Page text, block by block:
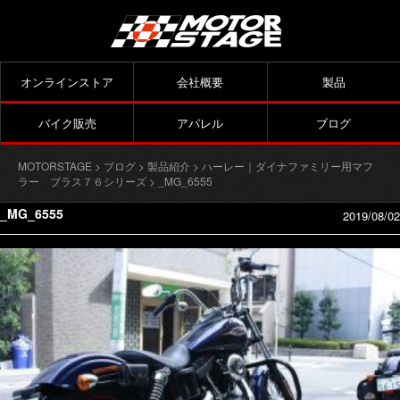
オンラインストア 会社概要 製品
バイク販売 アパレル ブログ
MOTORSTAGE > ブログ > 製品紹介 > ハーレー｜ダイナファミリー用マフ
ラー ブラス７６シリーズ > _MG_6555
_MG_6555 2019/08/02